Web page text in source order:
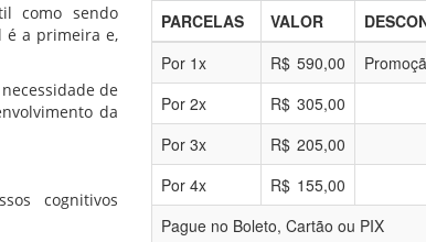
como sendo
é a primeira e,
de
da
cognitivos
PARCELAS VALOR
Por 1x R$ 590,00
Por 2x R$ 305,00
Por 3x R$ 205,00
Por 4x R$ 155,00
Pague no Boleto, Cartão ou PIX